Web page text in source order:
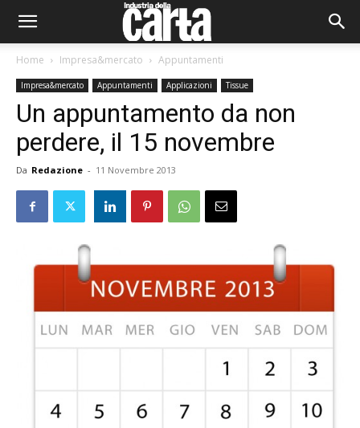
Home Impresa&mercato Appuntamenti
Impresa&mercato Appuntamenti Applicazioni Tissue
Un appuntamento da non
perdere, il 15 novembre
Da Redazione - 11 Novembre 2013